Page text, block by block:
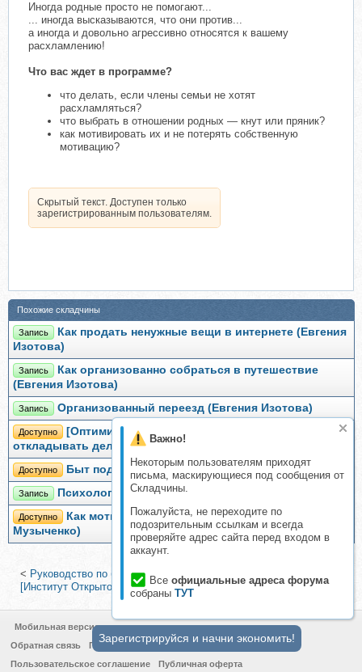
Важно!
Некоторым пользователям приходят
письма, маскирующиеся под сообщения от
Складчины.
Пожалуйста, не переходите по
подозрительным ссылкам и всегда
проверяйте адрес сайта перед входом в
аккаунт.
Все официальные адреса форума
собраны ТУТ
Иногда родные просто не помогают...
... иногда высказываются, что они против...
а иногда и довольно агрессивно относятся к вашему
расхламлению!
Что вас ждет в программе?
что делать, если члены семьи не хотят
расхламляться?
что выбрать в отношении родных — кнут или пряник?
как мотивировать их и не потерять собственную
мотивацию?
Скрытый текст. Доступен только
зарегистрированным пользователям.
Похожие складчины
Запись
Как продать ненужные вещи в интернете (Евгения
Изотова)
Запись
Как организованно собраться в путешествие
(Евгения Изотова)
Запись Организованный переезд (Евгения Изотова)
Доступно
[Оптимизация жизни] Как перестать
откладывать дела на «завтра» (Евгения Изотова)
Доступно Быт под контролем (Евгения Изотова)
Запись Психология гардероба (Евгения Изотова)
Доступно
Как мотивировать ребенка учиться? (Елена
Музыченко)
< Руководство по борьбе с горячими точками (Евгения Изотова)
[Институт Открытого поля] Правила практики (Елена Веселаго)
Мобильная версия
Обратная связь
Политика конфиденциальности
Пользовательское соглашение
Публичная оферта
Зарегистрируйся и начни экономить!